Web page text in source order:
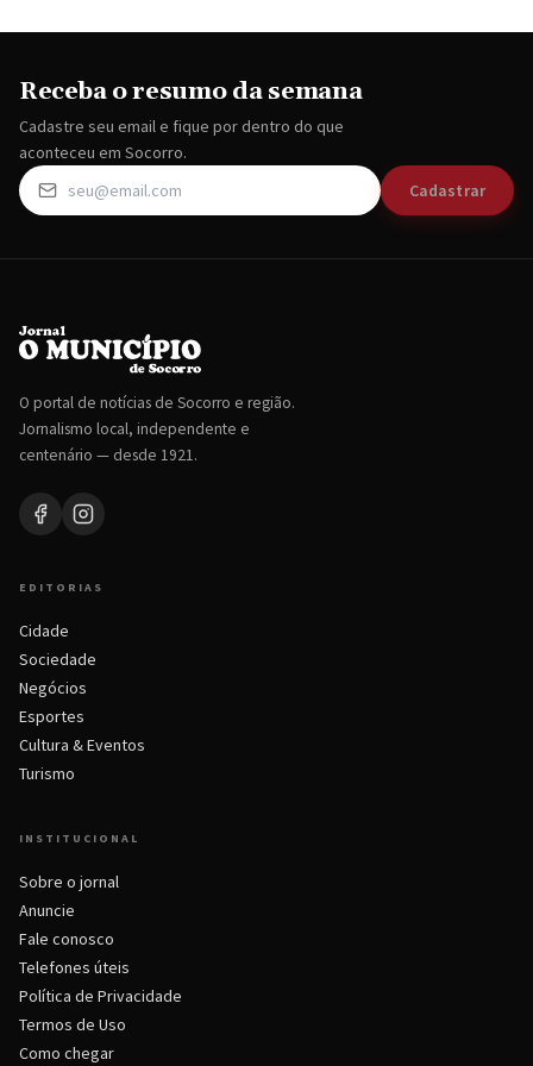
Receba o resumo da semana
Cadastre seu email e fique por dentro do que
aconteceu em Socorro.
Cadastrar
O portal de notícias de Socorro e região.
Jornalismo local, independente e
centenário — desde 1921.
EDITORIAS
Cidade
Sociedade
Negócios
Esportes
Cultura & Eventos
Turismo
INSTITUCIONAL
Sobre o jornal
Anuncie
Fale conosco
Telefones úteis
Política de Privacidade
Termos de Uso
Como chegar